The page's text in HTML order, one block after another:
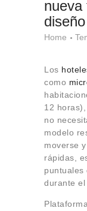
Sobre
by
nueva
Home
Los
como
12
no
modelo
moverse
rápidas,
puntuales
durante el